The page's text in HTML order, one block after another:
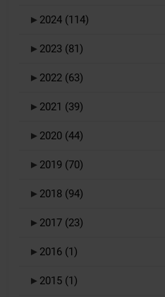
► 2024 (114)
► 2023 (81)
► 2022 (63)
► 2021 (39)
► 2020 (44)
► 2019 (70)
► 2018 (94)
► 2017 (23)
► 2016 (1)
► 2015 (1)